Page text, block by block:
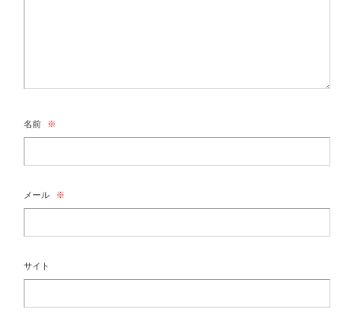
名前 ※
メール ※
サイト